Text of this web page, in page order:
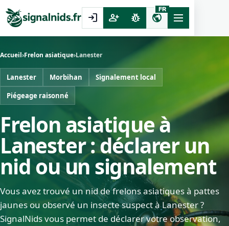
login person_add pest_control public
FR
Accueil›Frelon asiatique›Lanester
Lanester Morbihan
Signalement local
Piégeage raisonné
Frelon asiatique à
Lanester : déclarer un
nid ou un signalement
Vous avez trouvé un nid de frelons asiatiques à pattes
jaunes ou observé un insecte suspect à Lanester ?
SignalNids vous permet de déclarer votre observation,